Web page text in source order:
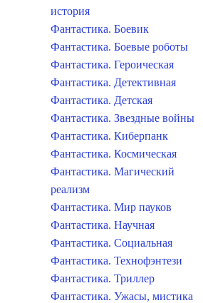
история
Фантастика. Боевик
Фантастика. Боевые роботы
Фантастика. Героическая
Фантастика. Детективная
Фантастика. Детская
Фантастика. Звездные войны
Фантастика. Киберпанк
Фантастика. Космическая
Фантастика. Магический
реализм
Фантастика. Мир пауков
Фантастика. Научная
Фантастика. Социальная
Фантастика. Технофэнтези
Фантастика. Триллер
Фантастика. Ужасы, мистика